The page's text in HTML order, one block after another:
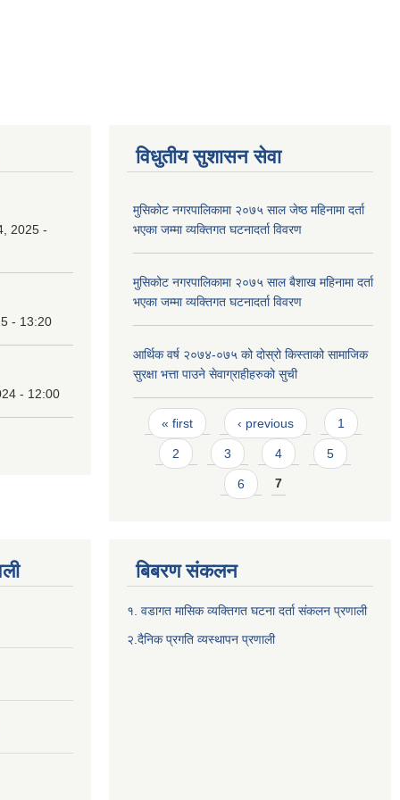
2025 -
- 13:20
- 12:00
विधुतीय सुशासन सेवा
मुसिकोट नगरपालिकामा २०७५ साल जेष्ठ महिनामा दर्ता
भएका जम्मा व्यक्तिगत घटनादर्ता विवरण
मुसिकोट नगरपालिकामा २०७५ साल बैशाख महिनामा दर्ता
भएका जम्मा व्यक्तिगत घटनादर्ता विवरण
आर्थिक वर्ष २०७४-०७५ को दोस्रो किस्ताको सामाजिक
सुरक्षा भत्ता पाउने सेवाग्राहीहरुको सुची
Pages
« first ‹ previous 1
2 3 4 5
6 7
बिबरण संकलन
१. वडागत मासिक व्यक्तिगत घटना दर्ता संकलन प्रणाली
२.दैनिक प्रगति व्यस्थापन प्रणाली